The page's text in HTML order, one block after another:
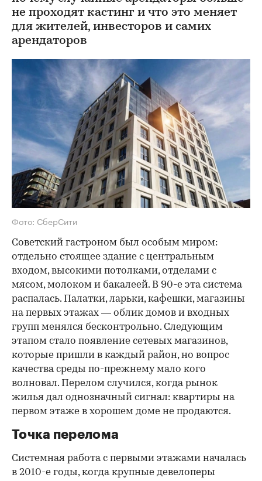
не проходят кастинг и что это меняет
для жителей, инвесторов и самих
арендаторов
Фото: СберСити
Советский гастроном был особым миром:
отдельно стоящее здание с центральным
входом, высокими потолками, отделами с
мясом, молоком и бакалеей. В 90-е эта система
распалась. Палатки, ларьки, кафешки, магазины
на первых этажах — облик домов и входных
групп менялся бесконтрольно. Следующим
этапом стало появление сетевых магазинов,
которые пришли в каждый район, но вопрос
качества среды по-прежнему мало кого
волновал. Перелом случился, когда рынок
жилья дал однозначный сигнал: квартиры на
первом этаже в хорошем доме не продаются.
Точка перелома
Системная работа с первыми этажами началась
в 2010-е годы, когда крупные девелоперы